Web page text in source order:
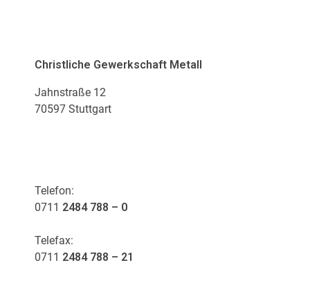
Christliche Gewerkschaft Metall
Jahnstraße 12
70597 Stuttgart
Telefon:
0711 2484 788 – 0
Telefax:
0711 2484 788 – 21